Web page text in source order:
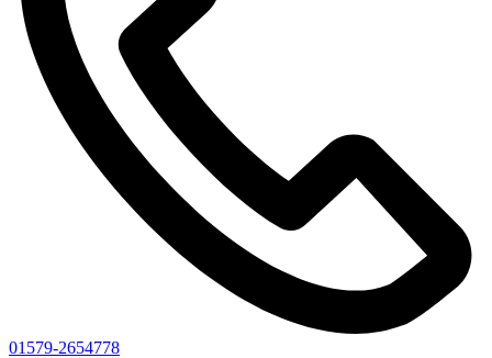
01579-2654778